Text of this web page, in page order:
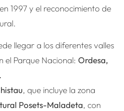
en 1997 y el reconocimiento de
llegar a los diferentes valles
el Parque Nacional: Ordesa,
, que incluye la zona
Posets-Maladeta, con